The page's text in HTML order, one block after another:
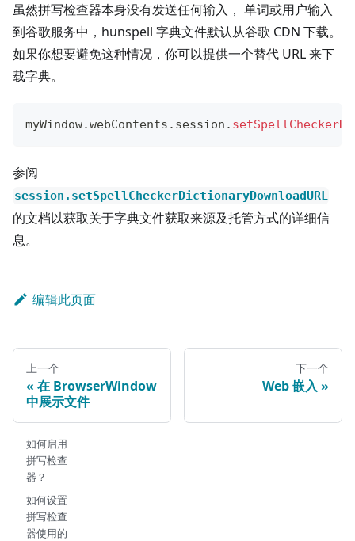
虽然拼写检查器本身没有发送任何输入， 单词或用户输入
到谷歌服务中，hunspell 字典文件默认从谷歌 CDN 下载。
如果你想要避免这种情况，你可以提供一个替代 URL 来下
载字典。
myWindow.webContents . session .
参阅
session.setSpellCheckerDictionaryDownloadURL
的文档以获取关于字典文件获取来源及托管方式的详细信
息。
编辑此页面
上一个
在 BrowserWindow
中展示文件
下一个
Web 嵌入
如何启用
拼写检查
器？
如何设置
拼写检查
器使用的